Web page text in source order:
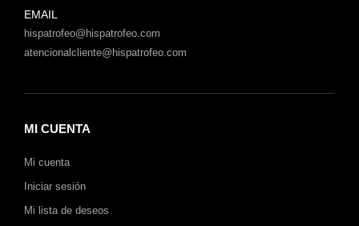
EMAIL
hispatrofeo@hispatrofeo.com
atencionalcliente@hispatrofeo.com
MI CUENTA
Mi cuenta
Iniciar sesión
Mi lista de deseos